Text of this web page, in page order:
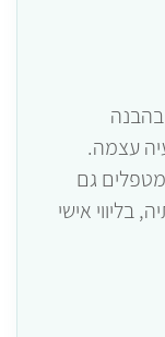
עצמה.
גם
בליווי אישי